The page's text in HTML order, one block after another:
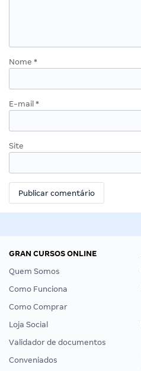
Nome *
E-mail *
Site
GRAN CURSOS ONLINE
Quem Somos
Como Funciona
Como Comprar
Loja Social
Validador de documentos
Conveniados